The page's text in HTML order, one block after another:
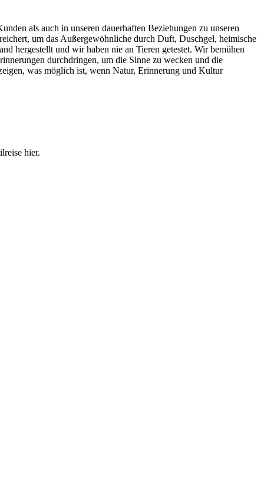
als auch in unseren dauerhaften Beziehungen zu unseren
um das Außergewöhnliche durch Duft, Duschgel, heimische
hergestellt und wir haben nie an Tieren getestet. Wir bemühen
durchdringen, um die Sinne zu wecken und die
was möglich ist, wenn Natur, Erinnerung und Kultur
hier.